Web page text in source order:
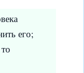
его;